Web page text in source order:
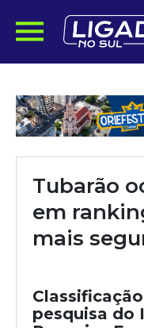
Tubarão
em
mais
pesquisa do